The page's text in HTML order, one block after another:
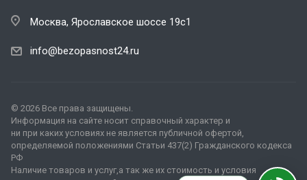
Москва, Ярославское шоссе 19с1
info@bezopasnost24.ru
© 2026 Все права защищены.
Информация на сайте носит справочный характер и
ни при каких условиях не является публичной офертой,
определяемой положениями Статьи 437(2) Гражданского кодекса
РФ
Наличие товаров и услуг,а так же их стоимость и условия